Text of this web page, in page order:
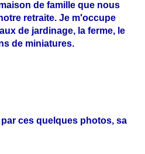
de famille que nous
retraite. Je m'occupe
de jardinage, la ferme, le
de miniatures.
ces quelques photos, sa